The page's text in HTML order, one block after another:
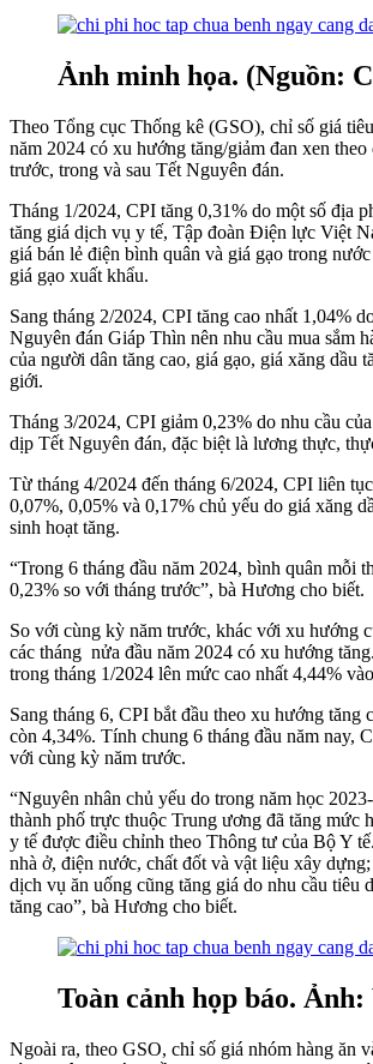
Ảnh minh họa. (Nguồn:
Theo Tổng cục Thống kê (GSO), chỉ số giá
năm 2024 có xu hướng tăng/giảm đan xen
trước, trong và sau Tết Nguyên đán.
Tháng 1/2024, CPI tăng 0,31% do một số địa
tăng giá dịch vụ y tế, Tập đoàn Điện lực Việt
giá bán lẻ điện bình quân và giá gạo trong
giá gạo xuất khẩu.
Sang tháng 2/2024, CPI tăng cao nhất 1,04%
Nguyên đán Giáp Thìn nên nhu cầu mua sắm
của người dân tăng cao, giá gạo, giá xăng dầu
giới.
Tháng 3/2024, CPI giảm 0,23% do nhu cầu
dịp Tết Nguyên đán, đặc biệt là lương thực,
Từ tháng 4/2024 đến tháng 6/2024, CPI liên
0,07%, 0,05% và 0,17% chủ yếu do giá xăng
sinh hoạt tăng.
“Trong 6 tháng đầu năm 2024, bình quân mỗi
0,23% so với tháng trước”, bà Hương cho biết.
So với cùng kỳ năm trước, khác với xu hướng
các tháng nửa đầu năm 2024 có xu hướng
trong tháng 1/2024 lên mức cao nhất 4,44%
Sang tháng 6, CPI bắt đầu theo xu hướng tăng
còn 4,34%. Tính chung 6 tháng đầu năm nay,
với cùng kỳ năm trước.
“Nguyên nhân chủ yếu do trong năm học
thành phố trực thuộc Trung ương đã tăng mức
y tế được điều chỉnh theo Thông tư của Bộ Y
nhà ở, điện nước, chất đốt và vật liệu xây
dịch vụ ăn uống cũng tăng giá do nhu cầu tiêu
tăng cao”, bà Hương cho biết.
Toàn cảnh họp báo.
Ngoài ra, theo GSO, chỉ số giá nhóm hàng ăn